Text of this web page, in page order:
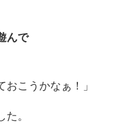
んで
こうかなぁ！」
。